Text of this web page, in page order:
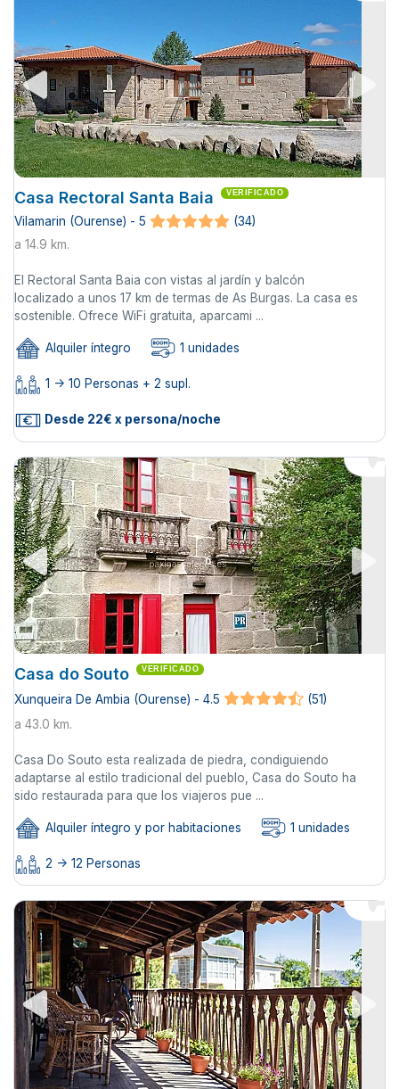
Casa Rectoral Santa Baia VERIFICADO
Vilamarin (Ourense) - 5
(34)
a 14.9 km.
El Rectoral Santa Baia con vistas al jardín y balcón
localizado a unos 17 km de termas de As Burgas. La casa es
sostenible. Ofrece WiFi gratuita, aparcami ...
Alquiler íntegro 1 unidades
1 -> 10 Personas + 2 supl.
Desde 22€ x persona/noche
Casa do Souto VERIFICADO
Xunqueira De Ambia (Ourense) - 4.5
(51)
a 43.0 km.
Casa Do Souto esta realizada de piedra, condiguiendo
adaptarse al estilo tradicional del pueblo, Casa do Souto ha
sido restaurada para que los viajeros pue ...
Alquiler íntegro y por habitaciones 1 unidades
2 -> 12 Personas